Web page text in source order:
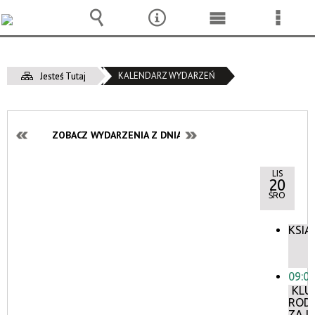
Jesteś Tutaj KALENDARZ WYDARZEŃ
ZOBACZ WYDARZENIA Z DNIA:
LIS
20
ŚRO
09:00
Wyszukiwarka
NarzędziaMenu
Menu